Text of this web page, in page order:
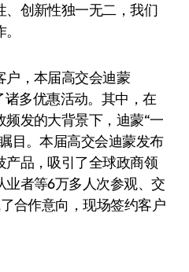
创新性独一无二，我们
户，本届高交会迪蒙
多优惠活动。其中，在
发的大背景下，迪蒙“一
目。本届高交会迪蒙发布
产品，吸引了全球政商领
者等6万多人次参观、交
合作意向，现场签约客户